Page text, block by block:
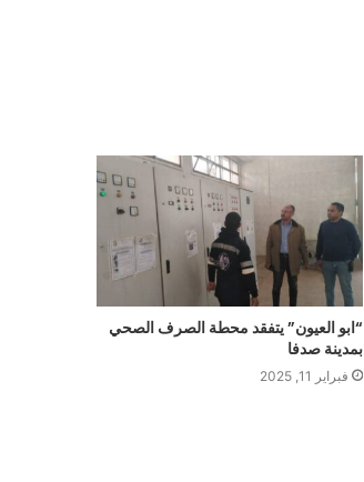
“ابو العيون” يتفقد محطة الصرف الصحي
بمدينة صدفا
فبراير 11, 2025